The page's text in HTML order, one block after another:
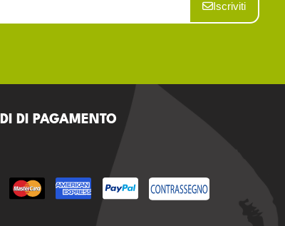
Iscriviti
DI PAGAMENTO